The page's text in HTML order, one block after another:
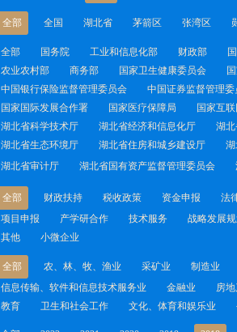
全部 全国 湖北省 茅箭区 张湾区
全部 国务院 工业和信息化部 财政部
农业农村部
商务部 国家卫生健康委员会
中国银行保险监督管理委员会
中国证券监督管理委
国家国际发展合作署
国家医疗保障局
国家互
湖北省科学技术厅
湖北省经济和信息化厅
湖
湖北省生态环境厅
湖北省住房和城乡建设厅
湖北省审计厅
湖北省国有资产监督管理委员会
全部 财政扶持 税收政策 资金申报
法
项目申报
产学研合作 技术服务
战略发展
其他
小微企业
全部 农、林、牧、渔业 采矿业
制造业
信息传输、软件和信息技术服务业
金融业
房
教育
卫生和社会工作 文化、体育和娱乐业